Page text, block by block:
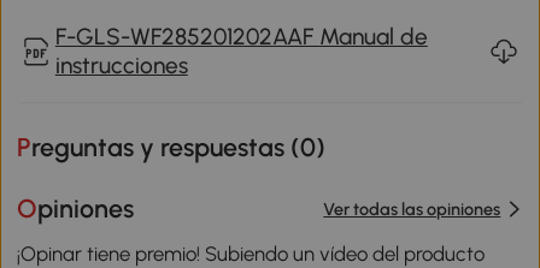
F-GLS-WF285201202AAF Manual de
instrucciones
Preguntas y respuestas (0)
Opiniones Ver todas las opiniones
¡Opinar tiene premio! Subiendo un vídeo del producto